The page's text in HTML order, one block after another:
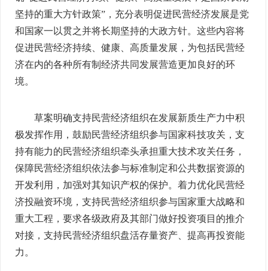
坚持的重大方针政策”，充分表明促进民营经济发展是党
和国家一以贯之并将长期坚持的大政方针。这些内容将
促进民营经济持续、健康、高质量发展，为包括民营经
济在内的各种所有制经济共同发展营造更加良好的环
境。
草案明确支持民营经济组织在发展新质生产力中积
极发挥作用，鼓励民营经济组织参与国家科技攻关，支
持有能力的民营经济组织牵头承担重大技术攻关任务，
保障民营经济组织依法参与标准制定和公共数据资源的
开发利用，加强对其知识产权的保护。着力优化民营经
济投融资环境，支持民营经济组织参与国家重大战略和
重大工程，要求各级政府及其部门做好投资项目的推介
对接，支持民营经济组织盘活存量资产、提高再投资能
力。